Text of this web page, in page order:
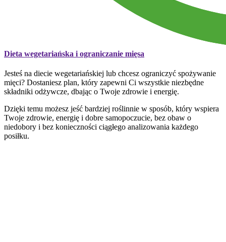
Dieta wegetariańska i ograniczanie mięsa
Jesteś na diecie wegetariańskiej lub chcesz ograniczyć spożywanie
mięci? Dostaniesz plan, który zapewni Ci wszystkie niezbędne
składniki odżywcze, dbając o Twoje zdrowie i energię.
Dzięki temu możesz jeść bardziej roślinnie w sposób, który wspiera
Twoje zdrowie, energię i dobre samopoczucie, bez obaw o
niedobory i bez konieczności ciągłego analizowania każdego
posiłku.